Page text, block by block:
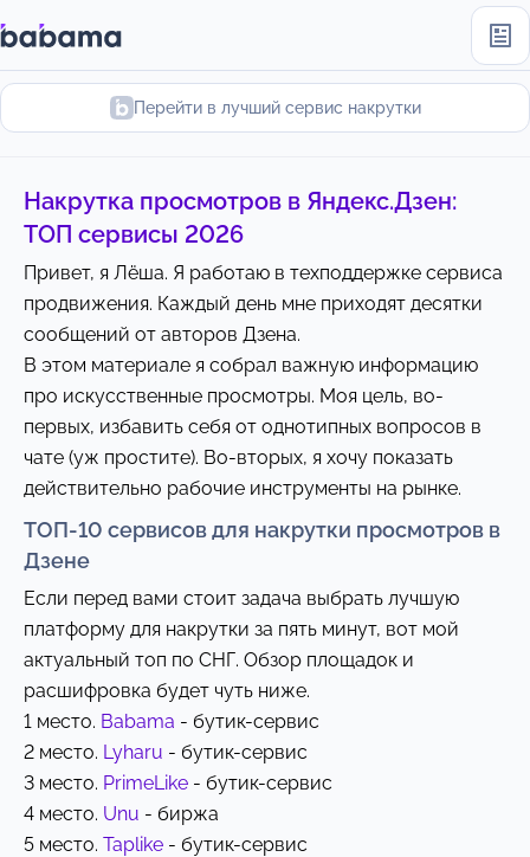
Перейти в лучший сервис накрутки
Накрутка просмотров в Яндекс.Дзен:
ТОП сервисы 2026
Привет, я Лёша. Я работаю в техподдержке сервиса
продвижения. Каждый день мне приходят десятки
сообщений от авторов Дзена.
В этом материале я собрал важную информацию
про искусственные просмотры. Моя цель, во-
первых, избавить себя от однотипных вопросов в
чате (уж простите). Во-вторых, я хочу показать
действительно рабочие инструменты на рынке.
ТОП-10 сервисов для накрутки просмотров в
Дзене
Если перед вами стоит задача выбрать лучшую
платформу для накрутки за пять минут, вот мой
актуальный топ по СНГ. Обзор площадок и
расшифровка будет чуть ниже.
1 место. Babama - бутик-сервис
2 место. Lyharu - бутик-сервис
3 место. PrimeLike - бутик-сервис
4 место. Unu - биржа
5 место. Taplike - бутик-сервис